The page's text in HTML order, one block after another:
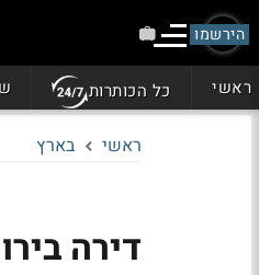
הירשמו
ראשי כל הכותרות
ראשי בארץ
דירה